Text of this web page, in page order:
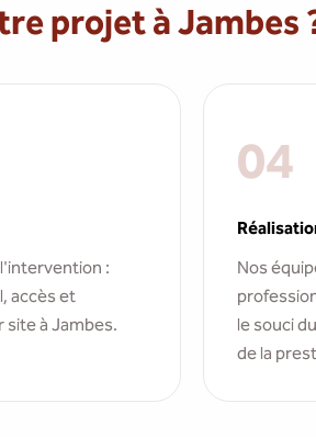
projet à Jambes
:
accès et
site à Jambes.
04
Nos
le souci
de la